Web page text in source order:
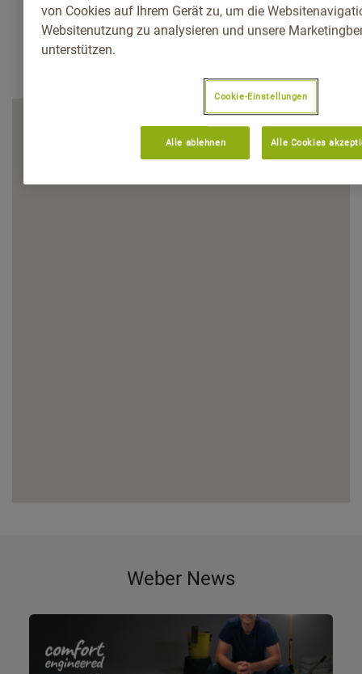
Weber News
von Cookies auf Ihrem Gerät zu, um die
Websitenutzung zu analysieren und unsere
unterstützen.
Cookie-Einstellungen
Alle ablehnen Alle Cookies